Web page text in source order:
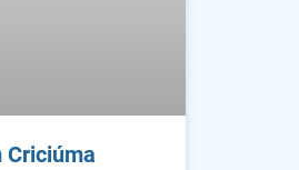
Criciúma